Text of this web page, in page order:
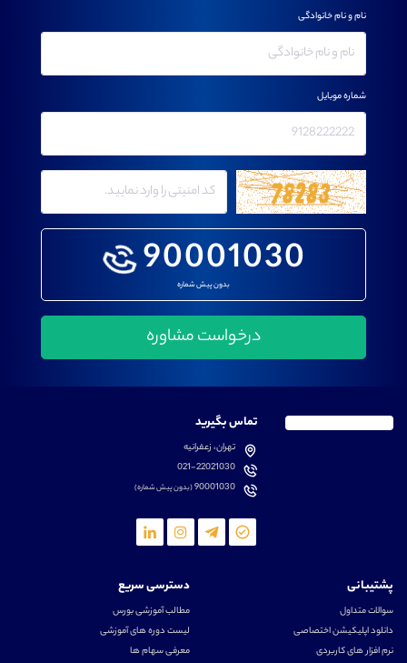
90001030
بدون پیش شماره
نام و نام خانوادگی
شماره موبایل
تماس بگیرید
تهران، زعفرانیه
021-22021030
90001030(بدون پیش شماره)
پشتیبانی
سوالات متداول
دانلود اپلیکیشن اختصاصی
نرم افزار های کاربردی
دسترسی سریع
مطالب آموزشی بورس
لیست دوره های آموزشی
معرفی سهام ها